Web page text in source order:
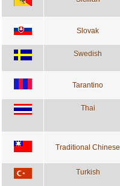
Slovak
Swedish
Tarantino
Thai
Traditional Chinese
Turkish